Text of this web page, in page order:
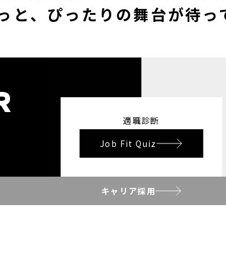
と、ぴったりの舞台が待っ
適職診断
Job Fit Quiz
キャリア採用